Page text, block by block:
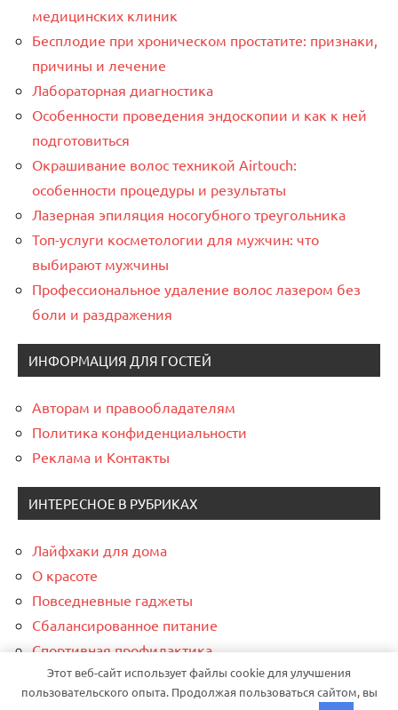
медицинских клиник
Бесплодие при хроническом простатите: признаки,
причины и лечение
Лабораторная диагностика
Особенности проведения эндоскопии и как к ней
подготовиться
Окрашивание волос техникой Airtouch:
особенности процедуры и результаты
Лазерная эпиляция носогубного треугольника
Топ-услуги косметологии для мужчин: что
выбирают мужчины
Профессиональное удаление волос лазером без
боли и раздражения
ИНФОРМАЦИЯ ДЛЯ ГОСТЕЙ
Авторам и правообладателям
Политика конфиденциальности
Реклама и Контакты
ИНТЕРЕСНОЕ В РУБРИКАХ
Лайфхаки для дома
О красоте
Повседневные гаджеты
Сбалансированное питание
Спортивная профилактика
Финансовая грамотность
Этот веб-сайт использует файлы cookie для улучшения
пользовательского опыта. Продолжая пользоваться сайтом, вы